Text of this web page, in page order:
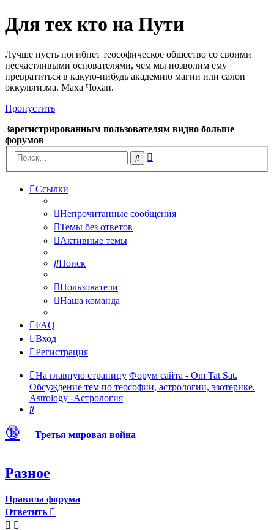
Для тех кто на Пути
Лучше пусть погибнет теософическое общество со своими
несчастливыми основателями, чем мы позволим ему
превратиться в какую-нибудь академию магии или салон
оккультизма. Маха Чохан.
Пропустить
Зарегистрированным пользователям видно больше
форумов
Поиск
Ссылки
Непрочитанные сообщения
Темы без ответов
Активные темы
Поиск
Пользователи
Наша команда
FAQ
Вход
Регистрация
На главную страницу Форум сайта - Om Tat Sat.
Обсуждение тем по теософии, астрологии, эзотерике.
Astrology -Астрология
Поиск
🔞 Третья мировая война
Разное
Правила форума
Ответить